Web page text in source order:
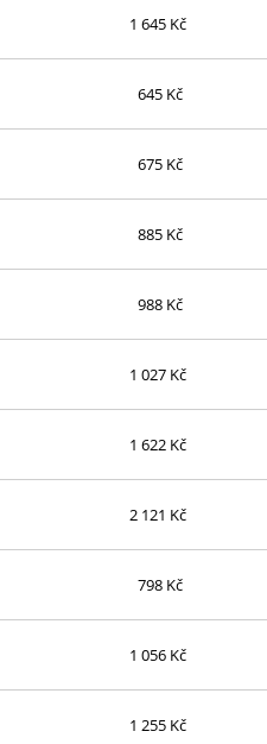
1 645 Kč
645 Kč
675 Kč
885 Kč
988 Kč
1 027 Kč
1 622 Kč
2 121 Kč
798 Kč
1 056 Kč
1 255 Kč